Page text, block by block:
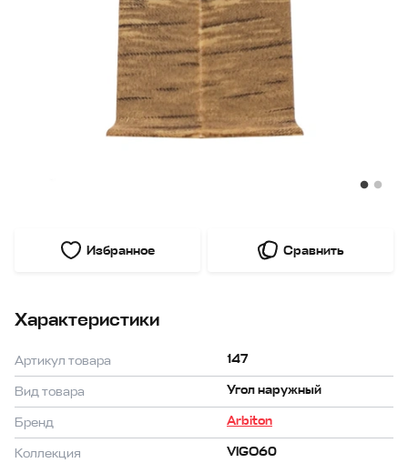
Избранное Сравнить
Характеристики
Артикул товара 147
Вид товара Угол наружный
Бренд Arbiton
Коллекция VIGO60